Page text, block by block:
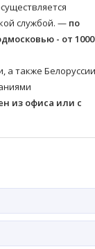
службой. — по
- от
а также
из офиса или с